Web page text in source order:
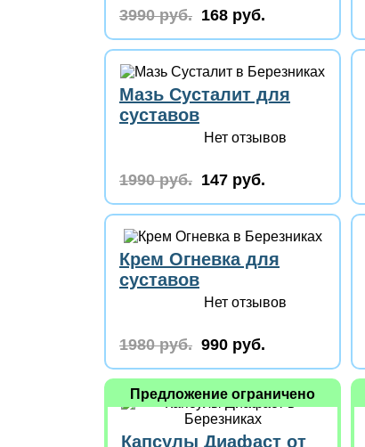
3990 руб. 168 руб.
Мазь Сусталит для
суставов
Нет отзывов
1990 руб. 147 руб.
Крем Огневка для
суставов
Нет отзывов
1980 руб. 990 руб.
Капсулы Диафаст от
Предложение ограничено